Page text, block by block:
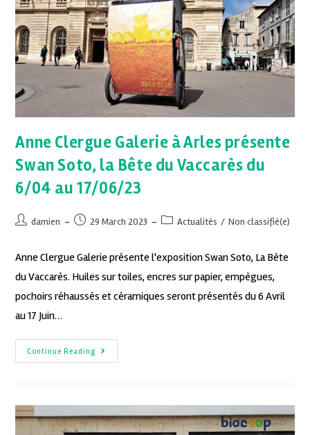
Anne Clergue Galerie à Arles présente
Swan Soto, la Bête du Vaccarès du
6/04 au 17/06/23
damien 29 March 2023 Actualités / Non classifié(e)
Anne Clergue Galerie présente l'exposition Swan Soto, La Bête
du Vaccarès. Huiles sur toiles, encres sur papier, empègues,
pochoirs réhaussés et céramiques seront présentés du 6 Avril
au 17 Juin…
Continue Reading